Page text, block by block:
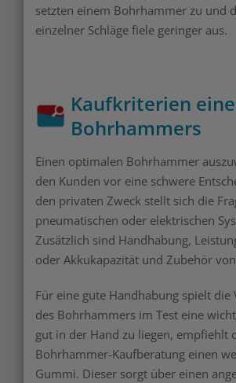
setzten einem Bohrhammer zu und
einzelner Schläge fiele geringer aus.
Kaufkriterien
Bohrhammers
Einen optimalen Bohrhammer
den Kunden vor eine schwere
den privaten Zweck stellt sich die
pneumatischen oder elektrischen
Zusätzlich sind Handhabung,
oder Akkukapazität und Zubehör
Für eine gute Handhabung spielt die
des Bohrhammers im Test eine
gut in der Hand zu liegen, empfiehlt
Bohrhammer-Kaufberatung einen
Gummi. Dieser sorgt über einen